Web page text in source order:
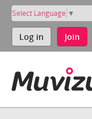
Select Language ▼
Log in Join